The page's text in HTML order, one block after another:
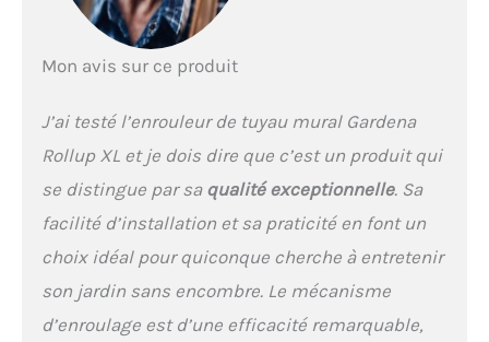
de tourner la manivelle et
ce que les jardiniers
Gardena. De plus, les
risques de trébuchement
causés par un tuyau qui
traîne sont évités
Résistant au gel : Grâce à
une technologie innovante
de protection contre le gel
Gardena, le coffre pour
protégé contre le gel et
Mon avis sur ce produit
J’ai testé l’enrouleur de tuyau mural Gardena
Rollup XL et je dois dire que c’est un produit qui
se distingue par sa qualité exceptionnelle. Sa
facilité d’installation et sa praticité en font un
choix idéal pour quiconque cherche à entretenir
son jardin sans encombre. Le mécanisme
d’enroulage est d’une efficacité remarquable,